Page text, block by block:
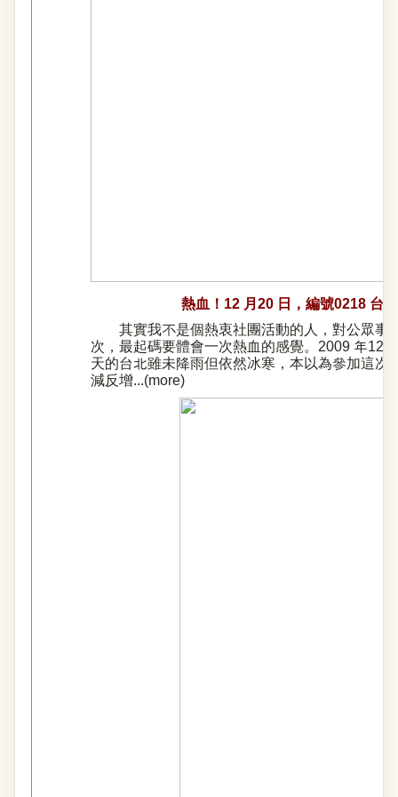
熱血！12 月20 日，編號0218 台
其實我不是個熱衷社團活動的人，對公眾事
次，最起碼要體會一次熱血的感覺。2009 年12
天的台北雖未降雨但依然冰寒，本以為參加這
減反增...(more)